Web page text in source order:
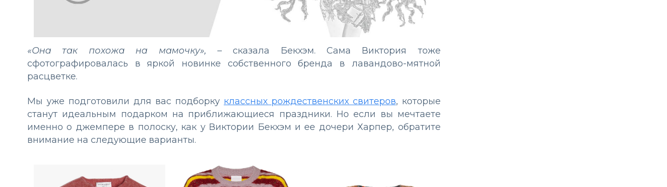
«Она так похожа на мамочку», – сказала Бекхэм. Сама Виктория тоже
сфотографировалась в яркой новинке собственного бренда в лавандово-мятной
расцветке.
Мы уже подготовили для вас подборку классных рождественских свитеров, которые
станут идеальным подарком на приближающиеся праздники. Но если вы мечтаете
именно о джемпере в полоску, как у Виктории Бекхэм и ее дочери Харпер, обратите
внимание на следующие варианты.